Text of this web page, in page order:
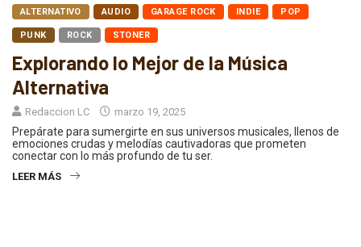
ALTERNATIVO AUDIO GARAGE ROCK INDIE POP
PUNK ROCK STONER
Explorando lo Mejor de la Música
Alternativa
Redaccion LC marzo 19, 2025
Prepárate para sumergirte en sus universos musicales, llenos de
emociones crudas y melodías cautivadoras que prometen
conectar con lo más profundo de tu ser.
LEER MÁS